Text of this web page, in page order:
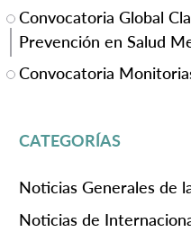
Convocatoria Global
Prevención en Salud
Convocatoria
CATEGORÍAS
Noticias Generales de
Noticias de